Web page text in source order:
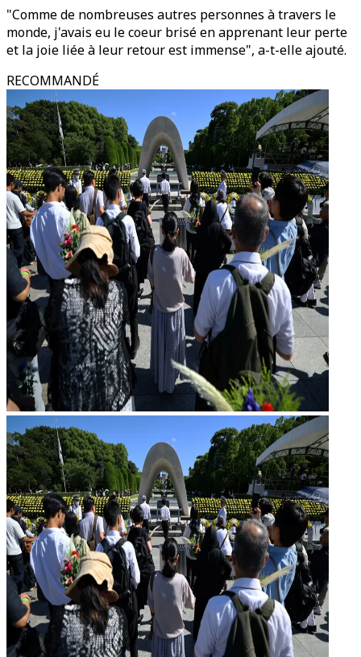
"Comme de nombreuses autres personnes à travers le
monde, j'avais eu le coeur brisé en apprenant leur perte
et la joie liée à leur retour est immense", a-t-elle ajouté.
RECOMMANDÉ